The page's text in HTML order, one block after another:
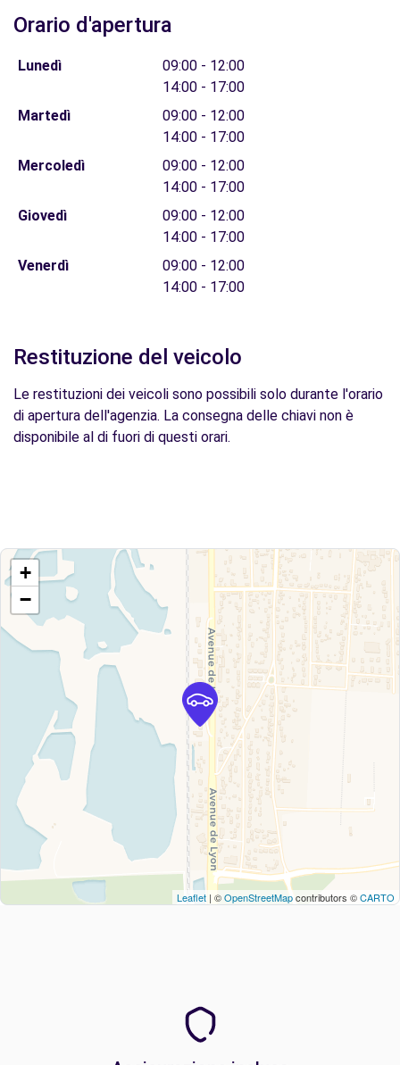
Orario d'apertura
Lunedì
09:00 - 12:00
14:00 - 17:00
Martedì
09:00 - 12:00
14:00 - 17:00
Mercoledì
09:00 - 12:00
14:00 - 17:00
Giovedì
09:00 - 12:00
14:00 - 17:00
Venerdì
09:00 - 12:00
14:00 - 17:00
Restituzione del veicolo
Le restituzioni dei veicoli sono possibili solo durante l'orario
di apertura dell'agenzia. La consegna delle chiavi non è
disponibile al di fuori di questi orari.
+
−
Leaflet | ©OpenStreetMapcontributors ©CARTO